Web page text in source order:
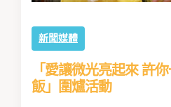
新聞媒體
「愛讓微光亮起來 許
飯」圍爐活動